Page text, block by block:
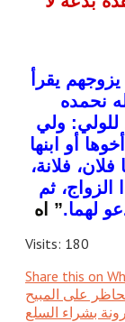
يقرأ
نحمده
للولي: ولي
أو ابنها
فلانة،
ثم
لهما.” اه
Visits: 180
Share this on
على المبيح
بشراء السلع